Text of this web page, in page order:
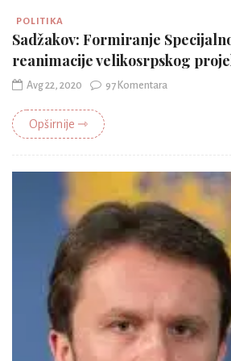
POLITIKA
Sadžakov: Formiranje
reanimacije velikosrpskog
Avg 22, 2020 97 Komentara
Opširnije ⇾